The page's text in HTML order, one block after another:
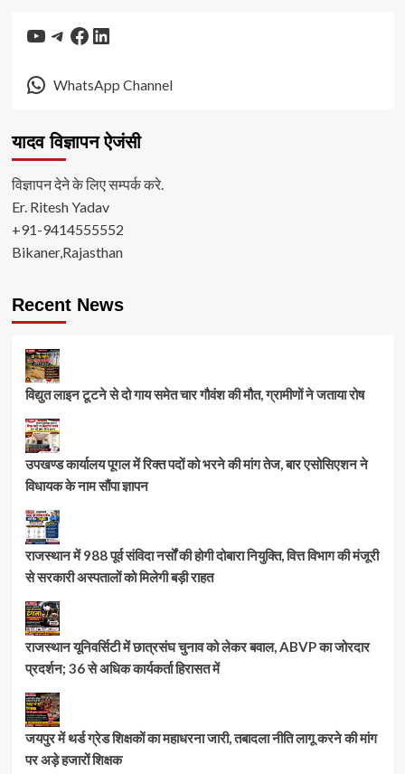
YouTube
Telegram
Facebook
LinkedIn
WhatsApp Channel
यादव विज्ञापन ऐजंसी
विज्ञापन देने के लिए सम्पर्क करे.
Er. Ritesh Yadav
+91-9414555552
Bikaner,Rajasthan
Recent News
विद्युत लाइन टूटने से दो गाय समेत चार गौवंश की मौत, ग्रामीणों ने जताया रोष
उपखण्ड कार्यालय पूगल में रिक्त पदों को भरने की मांग तेज, बार एसोसिएशन ने
विधायक के नाम सौंपा ज्ञापन
राजस्थान में 988 पूर्व संविदा नर्सों की होगी दोबारा नियुक्ति, वित्त विभाग की मंजूरी
से सरकारी अस्पतालों को मिलेगी बड़ी राहत
राजस्थान यूनिवर्सिटी में छात्रसंघ चुनाव को लेकर बवाल, ABVP का जोरदार
प्रदर्शन; 36 से अधिक कार्यकर्ता हिरासत में
जयपुर में थर्ड ग्रेड शिक्षकों का महाधरना जारी, तबादला नीति लागू करने की मांग
पर अड़े हजारों शिक्षक